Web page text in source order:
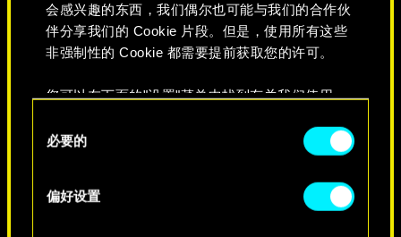
会感兴趣的东西，我们偶尔也可能与我们的合作伙
伴分享我们的 Cookie 片段。但是，使用所有这些
非强制性的 Cookie 都需要提前获取您的许可。
您可以在下面的"设置"菜单中找到有关我们使用
好。一旦您了解了其中的内容并准备好继续，请点
必要的
偏好设置
永不消逝